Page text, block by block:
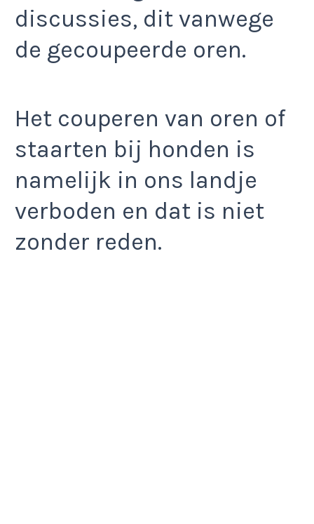
discussies, dit vanwege
de gecoupeerde oren.
Het couperen van oren of
staarten bij honden is
namelijk in ons landje
verboden en dat is niet
zonder reden.